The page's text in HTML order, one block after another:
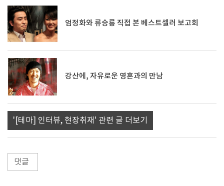
엄정화와 류승룡 직접 본 베스트셀러 보고회
강산에, 자유로운 영혼과의 만남
'[테마] 인터뷰, 현장취재' 관련 글 더보기
댓글